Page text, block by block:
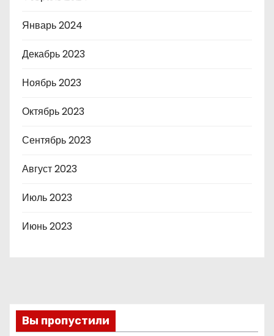
Январь 2024
Декабрь 2023
Ноябрь 2023
Октябрь 2023
Сентябрь 2023
Август 2023
Июль 2023
Июнь 2023
Вы пропустили